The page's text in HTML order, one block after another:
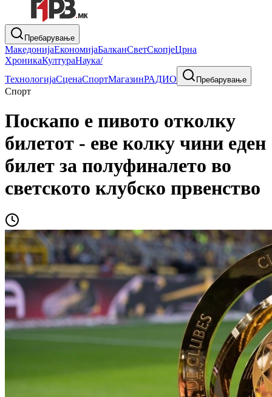
Пребарување
МакедонијаЕкономијаБалканСветСкопјеЦрна
ХроникаКултураНаука/
ТехнологијаСценаСпортМагазинРАДИО Пребарување
Спорт
Поскапо е пивото отколку
билетот - еве колку чини еден
билет за полуфиналето во
светското клубско првенство